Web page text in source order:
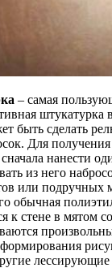
– самая
штукатурка
быть сделать
Для
сначала нанести
из него
или подручных
обычная
к стене в мятом
лессирующие